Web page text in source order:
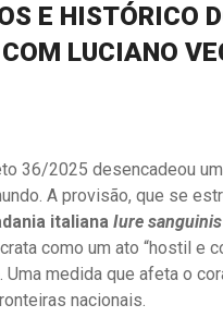
E HISTÓRICO
LUCIANO
36/2025 desencadeou
A provisão, que se
italianaIure sanguinis
como um ato “hostil e
Uma medida que afeta o
nacionais.